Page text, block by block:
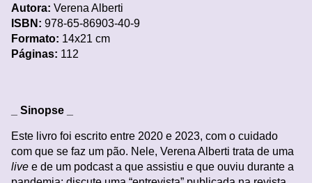
Autora: Verena Alberti
ISBN: 978-65-86903-40-9
Formato: 14x21 cm
Páginas: 112
Sinopse _
Este livro foi escrito entre 2020 e 2023, com o cuidado
com que se faz um pão. Nele, Verena Alberti trata de uma
live e de um podcast a que assistiu e que ouviu durante a